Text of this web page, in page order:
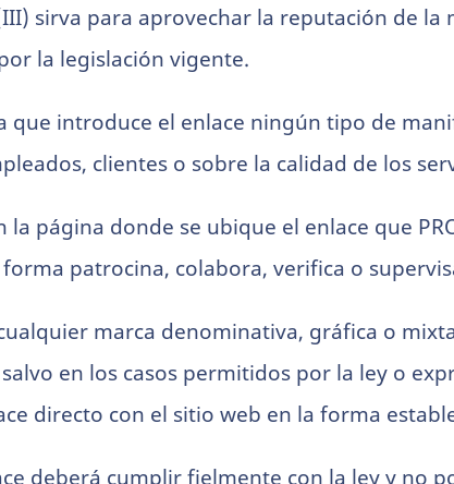
sirva para aprovechar la reputación de la
la legislación vigente.
que introduce el enlace ningún tipo de
clientes o sobre la calidad de los
página donde se ubique el enlace que
patrocina, colabora, verifica o
marca denominativa, gráfica o
en los casos permitidos por la ley o
directo con el sitio web en la forma
deberá cumplir fielmente con la ley y no